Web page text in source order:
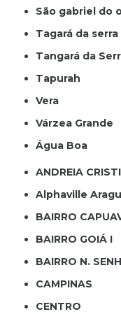
São gabriel do
Tagará da serra
Tangará da
Tapurah
Vera
Várzea Grande
Água Boa
ANDREIA
Alphaville
BAIRRO
BAIRRO GOIÁ I
BAIRRO N.
CAMPINAS
CENTRO